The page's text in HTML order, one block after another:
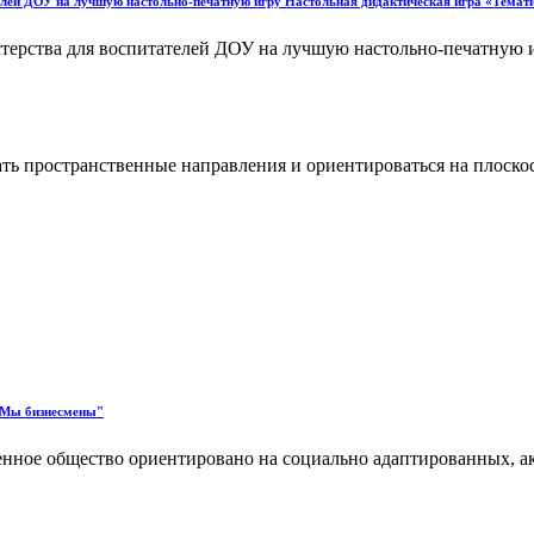
мастерства для воспитателей ДОУ на лучшую настольно-
пространственные направления и ориентироваться на
бизнесмены"
общество ориентировано на социально